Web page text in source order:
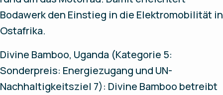
Bodawerk den Einstieg in die Elektromobilität in
Ostafrika.
Divine Bamboo, Uganda (Kategorie 5:
Sonderpreis: Energiezugang und UN-
Nachhaltigkeitsziel 7): Divine Bamboo betreibt